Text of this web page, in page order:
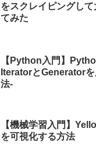
をスクレイピングし
てみた
【Python入門】
IteratorとGenerator
法-
【機械学習入門】
を可視化する方法